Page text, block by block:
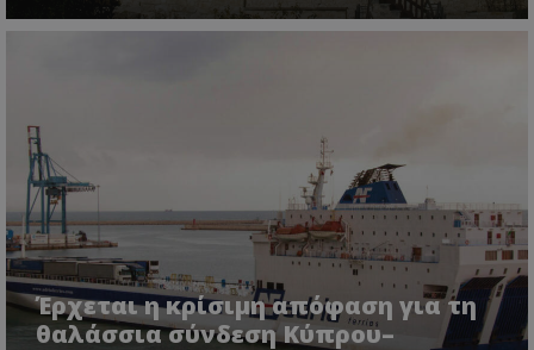
Έρχεται η κρίσιμη απόφαση για τη
θαλάσσια σύνδεση Κύπρου–